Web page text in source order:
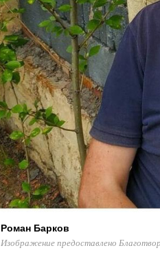
Роман Барков
Изображение предоставлено